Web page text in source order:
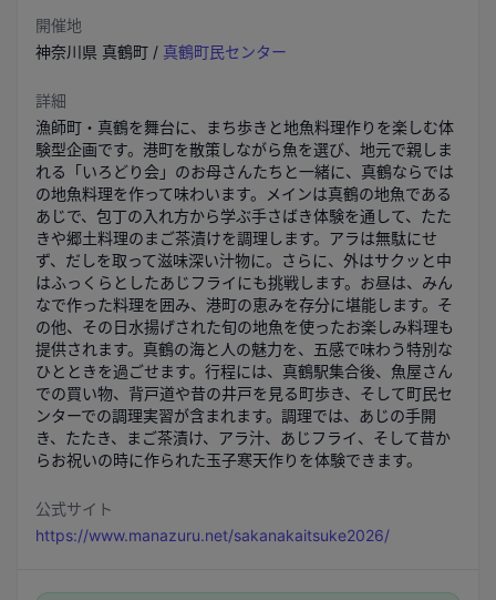
開催地
神奈川県 真鶴町 / 真鶴町民センター
詳細
漁師町・真鶴を舞台に、まち歩きと地魚料理作りを楽しむ体
験型企画です。港町を散策しながら魚を選び、地元で親しま
れる「いろどり会」のお母さんたちと一緒に、真鶴ならでは
の地魚料理を作って味わいます。メインは真鶴の地魚である
あじで、包丁の入れ方から学ぶ手さばき体験を通して、たた
きや郷土料理のまご茶漬けを調理します。アラは無駄にせ
ず、だしを取って滋味深い汁物に。さらに、外はサクッと中
はふっくらとしたあじフライにも挑戦します。お昼は、みん
なで作った料理を囲み、港町の恵みを存分に堪能します。そ
の他、その日水揚げされた旬の地魚を使ったお楽しみ料理も
提供されます。真鶴の海と人の魅力を、五感で味わう特別な
ひとときを過ごせます。行程には、真鶴駅集合後、魚屋さん
での買い物、背戸道や昔の井戸を見る町歩き、そして町民セ
ンターでの調理実習が含まれます。調理では、あじの手開
き、たたき、まご茶漬け、アラ汁、あじフライ、そして昔か
らお祝いの時に作られた玉子寒天作りを体験できます。
公式サイト
https://www.manazuru.net/sakanakaitsuke2026/